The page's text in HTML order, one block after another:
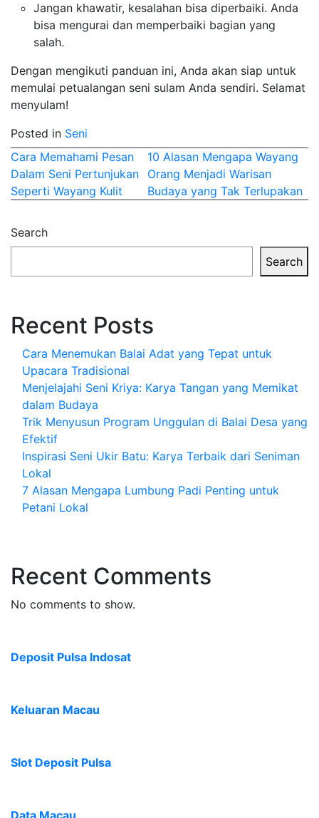
Jangan khawatir, kesalahan bisa diperbaiki. Anda
bisa mengurai dan memperbaiki bagian yang
salah.
Dengan mengikuti panduan ini, Anda akan siap untuk
memulai petualangan seni sulam Anda sendiri. Selamat
menyulam!
Posted in Seni
Post
navigation
Cara Memahami Pesan
Dalam Seni Pertunjukan
Seperti Wayang Kulit
10 Alasan Mengapa Wayang
Orang Menjadi Warisan
Budaya yang Tak Terlupakan
Search
Search
Recent Posts
Cara Menemukan Balai Adat yang Tepat untuk
Upacara Tradisional
Menjelajahi Seni Kriya: Karya Tangan yang Memikat
dalam Budaya
Trik Menyusun Program Unggulan di Balai Desa yang
Efektif
Inspirasi Seni Ukir Batu: Karya Terbaik dari Seniman
Lokal
7 Alasan Mengapa Lumbung Padi Penting untuk
Petani Lokal
Recent Comments
No comments to show.
Deposit Pulsa Indosat
Keluaran Macau
Slot Deposit Pulsa
Data Macau